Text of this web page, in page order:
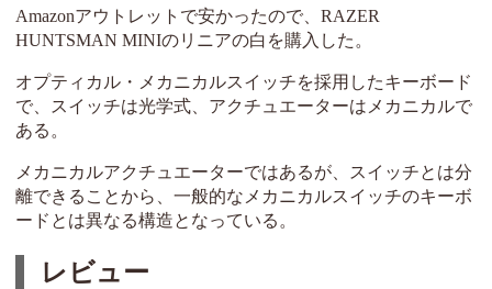
Amazonアウトレットで安かったので、RAZER
HUNTSMAN MINIのリニアの白を購入した。
オプティカル・メカニカルスイッチを採用したキーボード
で、スイッチは光学式、アクチュエーターはメカニカルで
ある。
メカニカルアクチュエーターではあるが、スイッチとは分
離できることから、一般的なメカニカルスイッチのキーボ
ードとは異なる構造となっている。
レビュー